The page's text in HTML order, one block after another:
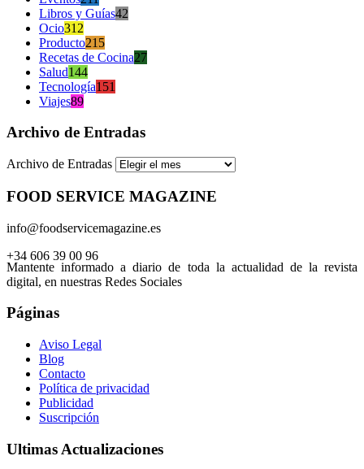
Libros y Guías42
Ocio312
Producto215
Recetas de Cocina27
Salud144
Tecnología151
Viajes89
Archivo de Entradas
Archivo de Entradas
FOOD SERVICE MAGAZINE
info@foodservicemagazine.es
+34 606 39 00 96
Mantente informado a diario de toda la actualidad de la revista
digital, en nuestras Redes Sociales
Páginas
Aviso Legal
Blog
Contacto
Política de privacidad
Publicidad
Suscripción
Ultimas Actualizaciones